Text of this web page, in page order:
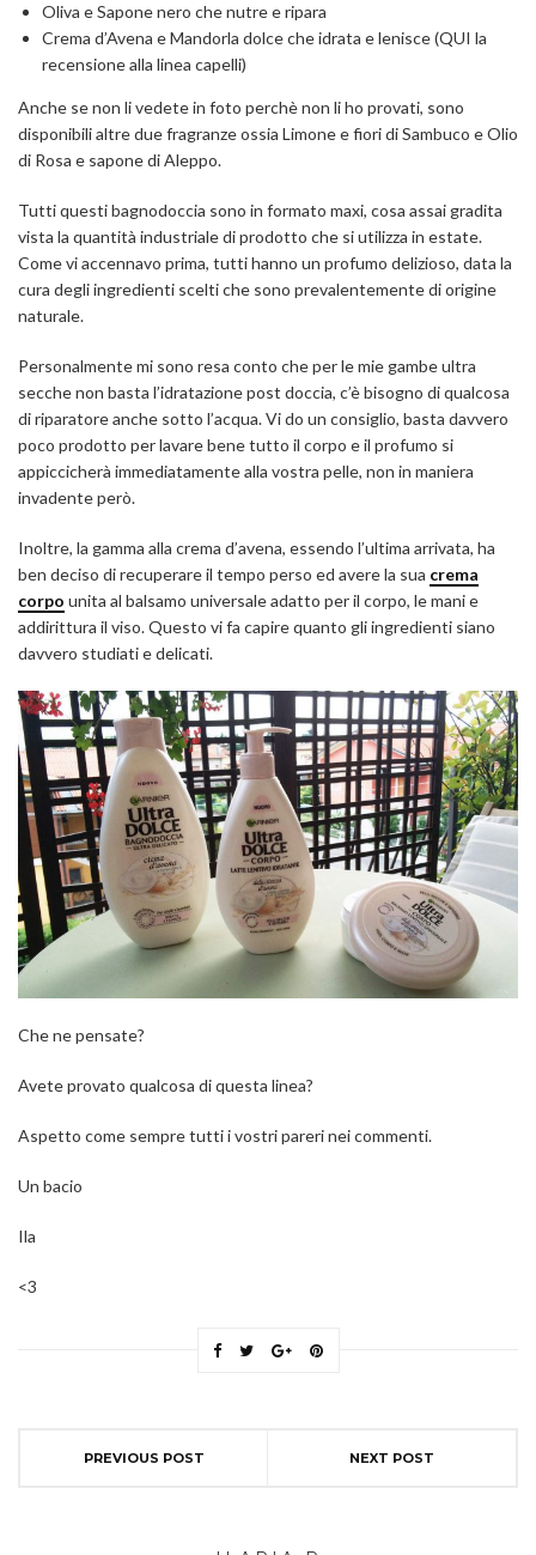
Oliva e Sapone nero che nutre e ripara
Crema d’Avena e Mandorla dolce che idrata e lenisce (QUI la
recensione alla linea capelli)
Anche se non li vedete in foto perchè non li ho provati, sono
disponibili altre due fragranze ossia Limone e fiori di Sambuco e Olio
di Rosa e sapone di Aleppo.
Tutti questi bagnodoccia sono in formato maxi, cosa assai gradita
vista la quantità industriale di prodotto che si utilizza in estate.
Come vi accennavo prima, tutti hanno un profumo delizioso, data la
cura degli ingredienti scelti che sono prevalentemente di origine
naturale.
Personalmente mi sono resa conto che per le mie gambe ultra
secche non basta l’idratazione post doccia, c’è bisogno di qualcosa
di riparatore anche sotto l’acqua. Vi do un consiglio, basta davvero
poco prodotto per lavare bene tutto il corpo e il profumo si
appiccicherà immediatamente alla vostra pelle, non in maniera
invadente però.
Inoltre, la gamma alla crema d’avena, essendo l’ultima arrivata, ha
ben deciso di recuperare il tempo perso ed avere la sua crema
corpo unita al balsamo universale adatto per il corpo, le mani e
addirittura il viso. Questo vi fa capire quanto gli ingredienti siano
davvero studiati e delicati.
Che ne pensate?
Avete provato qualcosa di questa linea?
Aspetto come sempre tutti i vostri pareri nei commenti.
Un bacio
Ila
<3
PREVIOUS POST NEXT POST